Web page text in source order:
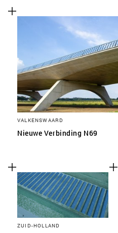
VALKENSWAARD
Nieuwe Verbinding N69
ZUID-HOLLAND